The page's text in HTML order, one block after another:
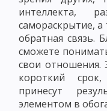
интеллекта,
самораскрытие, а
обратная связь.
сможете
свои отношения.
короткий
принесут
элементом в